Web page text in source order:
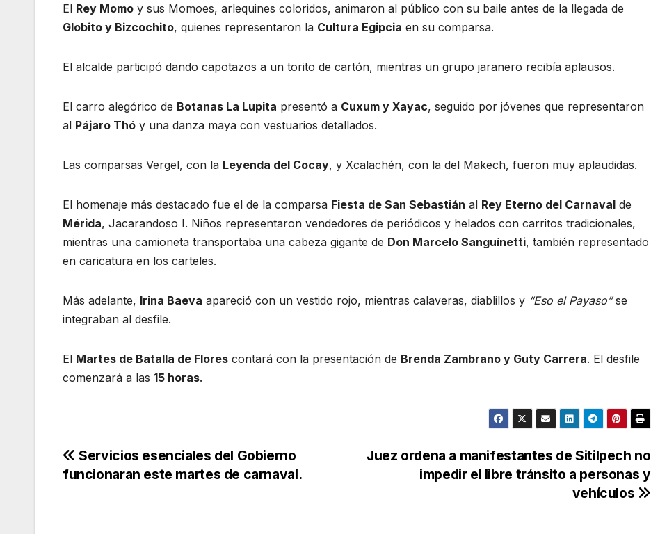
El Rey Momo y sus Momoes, arlequines coloridos, animaron al público con su baile antes de la llegada de
Globito y Bizcochito, quienes representaron la Cultura Egipcia en su comparsa.
El alcalde participó dando capotazos a un torito de cartón, mientras un grupo jaranero recibía aplausos.
El carro alegórico de Botanas La Lupita presentó a Cuxum y Xayac, seguido por jóvenes que representaron
al Pájaro Thó y una danza maya con vestuarios detallados.
Las comparsas Vergel, con la Leyenda del Cocay, y Xcalachén, con la del Makech, fueron muy aplaudidas.
El homenaje más destacado fue el de la comparsa Fiesta de San Sebastián al Rey Eterno del Carnaval de
Mérida, Jacarandoso I. Niños representaron vendedores de periódicos y helados con carritos tradicionales,
mientras una camioneta transportaba una cabeza gigante de Don Marcelo Sanguínetti, también representado
en caricatura en los carteles.
Más adelante, Irina Baeva apareció con un vestido rojo, mientras calaveras, diablillos y “Eso el Payaso”se
integraban al desfile.
El Martes de Batalla de Flores contará con la presentación de Brenda Zambrano y Guty Carrera. El desfile
comenzará a las 15 horas.
Navegación
Juez ordena a manifestantes de Sitilpech no
impedir el libre tránsito a personas y
vehículos
Servicios esenciales del Gobierno
funcionaran este martes de carnaval.